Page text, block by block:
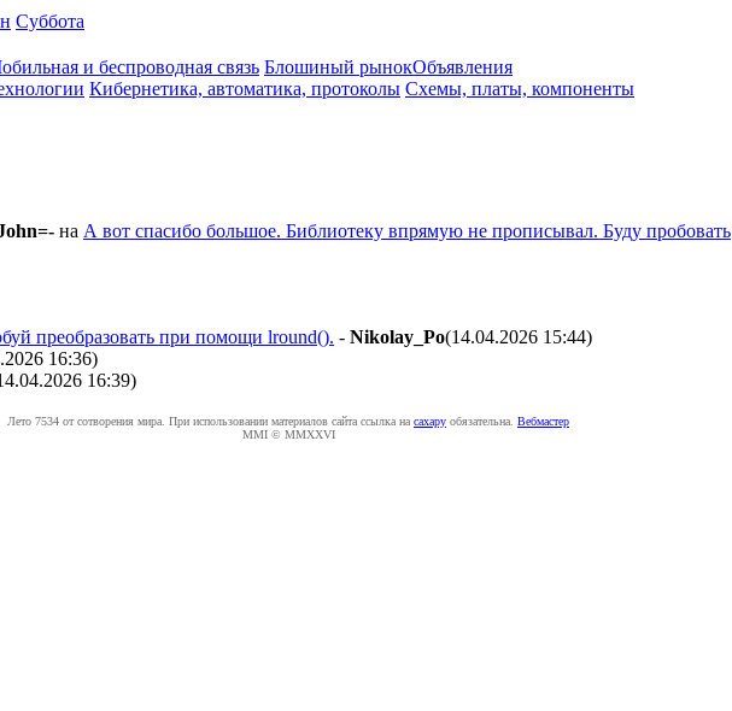
Суббота
и беспроводная связь Блошиный рынокОбъявления
Кибернетика, автоматика, протоколы Схемы, платы, компоненты
на А вот спасибо большое. Библиотеку впрямую не прописывал. Буду пробовать
преобразовать при помощи lround(). - Nikolay_Po(14.04.2026 15:44)
16:36)
16:39)
Лето 7534 от сотворения мира. При использовании материалов сайта ссылка на caxapу обязательна. Вебмастер
MMI © MMXXVI